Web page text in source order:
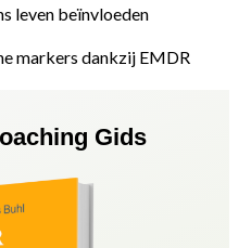
leven beïnvloeden
markers dankzij EMDR
Gids